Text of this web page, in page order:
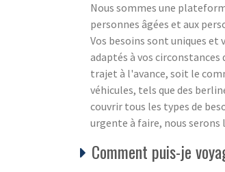
Nous sommes une
personnes âgées et aux
Vos besoins sont uniques et
adaptés à vos
trajet à l'avance, soit le
véhicules, tels que des
couvrir tous les types de
urgente à faire, nous serons
Comment puis-je